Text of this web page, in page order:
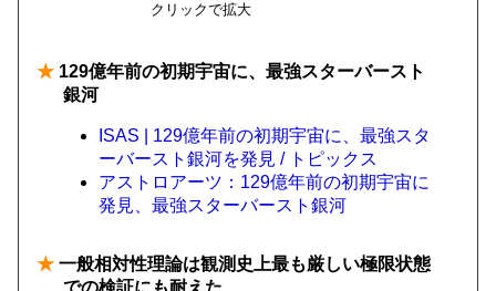
クリックで拡大
★ 129億年前の初期宇宙に、最強スターバースト
銀河
ISAS | 129億年前の初期宇宙に、最強スタ
ーバースト銀河を発見 / トピックス
アストロアーツ：129億年前の初期宇宙に
発見、最強スターバースト銀河
★ 一般相対性理論は観測史上最も厳しい極限状態
での検証にも耐えた